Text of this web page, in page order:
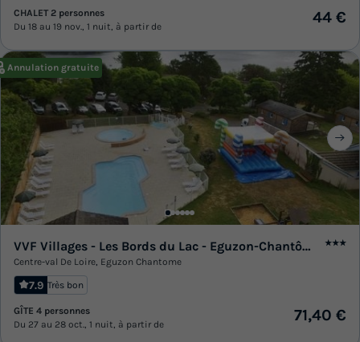
CHALET 2 personnes
Du 18 au 19 nov., 1 nuit, à partir de
44 €
Annulation gratuite
VVF Villages - Les Bords du Lac - Eguzon-Chantôme ★★★
Centre-val De Loire, Eguzon Chantome
7.9 Très bon
GÎTE 4 personnes
Du 27 au 28 oct., 1 nuit, à partir de
71,40 €